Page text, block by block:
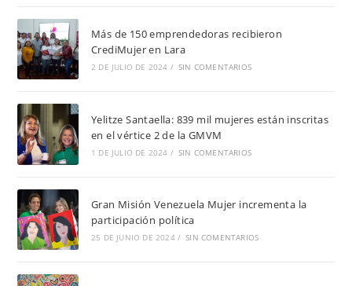
Más de 150 emprendedoras recibieron
CrediMujer en Lara
2 DE JULIO DE 2024 / SIN COMENTARIOS
Yelitze Santaella: 839 mil mujeres están inscritas
en el vértice 2 de la GMVM
1 DE JULIO DE 2024 / SIN COMENTARIOS
Gran Misión Venezuela Mujer incrementa la
participación política
25 DE JUNIO DE 2024 / SIN COMENTARIOS